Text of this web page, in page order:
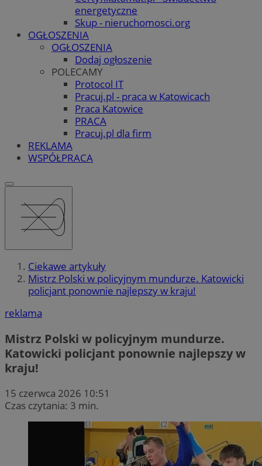
energetyczne
Skup - nieruchomosci.org
OGŁOSZENIA
OGŁOSZENIA
Dodaj ogłoszenie
POLECAMY
Protocol IT
Pracuj.pl - praca w Katowicach
Praca Katowice
PRACA
Pracuj.pl dla firm
REKLAMA
WSPÓŁPRACA
Ciekawe artykuły
Mistrz Polski w policyjnym mundurze. Katowicki
policjant ponownie najlepszy w kraju!
reklama
Mistrz Polski w policyjnym mundurze.
Katowicki policjant ponownie najlepszy w
kraju!
15 czerwca 2026 10:51
Czas czytania: 3 min.